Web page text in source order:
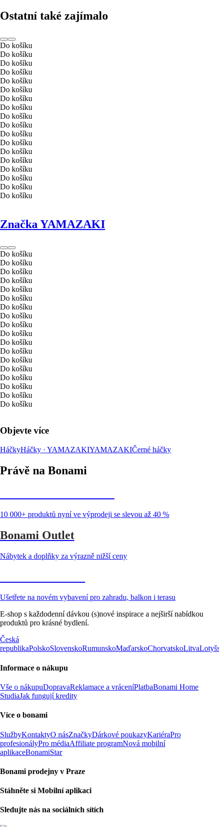
Ostatní také zajímalo
Do košíku
Do košíku
Do košíku
Do košíku
Do košíku
Do košíku
Do košíku
Do košíku
Do košíku
Do košíku
Do košíku
Do košíku
Do košíku
Do košíku
Do košíku
Do košíku
Do košíku
Do košíku
Značka YAMAZAKI
Do košíku
Do košíku
Do košíku
Do košíku
Do košíku
Do košíku
Do košíku
Do košíku
Do košíku
Do košíku
Do košíku
Do košíku
Do košíku
Do košíku
Do košíku
Do košíku
Do košíku
Do košíku
Objevte více
HáčkyHáčky · YAMAZAKIYAMAZAKIČerné háčky
Právě na Bonami
10 000+ produktů nyní ve výprodeji se slevou až 40 %
Bonami Outlet
Nábytek a doplňky za výrazně nižší ceny
Ušetřete na novém vybavení pro zahradu, balkon i terasu
E-shop s každodenní dávkou (s)nové inspirace a nejširší nabídkou
produktů pro krásné bydlení.
Česká
republikaPolskoSlovenskoRumunskoMaďarskoChorvatskoLitva
Informace o nákupu
Vše o nákupuDopravaReklamace a vráceníPlatbaBonami Home
StudiaJak fungují kredity
Více o bonami
SlužbyKontaktyO násZnačkyDárkové poukazyKariéraPro
profesionályPro médiaAffiliate programNová mobilní
aplikaceBonamiStar
Bonami prodejny v Praze
Stáhněte si Mobilní aplikaci
Sledujte nás na sociálních sítích